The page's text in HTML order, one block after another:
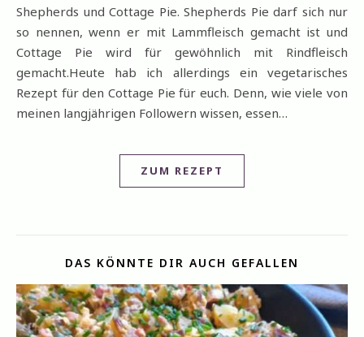
Shepherds und Cottage Pie. Shepherds Pie darf sich nur
so nennen, wenn er mit Lammfleisch gemacht ist und
Cottage Pie wird für gewöhnlich mit Rindfleisch
gemacht.Heute hab ich allerdings ein vegetarisches
Rezept für den Cottage Pie für euch. Denn, wie viele von
meinen langjährigen Followern wissen, essen…
ZUM REZEPT
DAS KÖNNTE DIR AUCH GEFALLEN